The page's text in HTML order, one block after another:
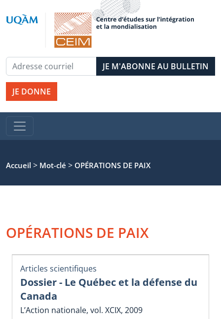
JE DONNE
Accueil > Mot-clé > OPÉRATIONS DE PAIX
OPÉRATIONS DE PAIX
Articles scientifiques
Dossier - Le Québec et la défense du
Canada
L’Action nationale, vol. XCIX, 2009